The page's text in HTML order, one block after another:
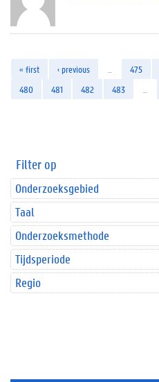
« first ‹ previous 475
480
481 482 483
Filter op
Onderzoeksgebied
Taal
Onderzoeksmethode
Tijdsperiode
Regio